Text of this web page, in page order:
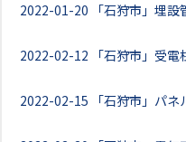
2022-01-20 「石狩市」埋
2022-02-12 「石狩市」受電
2022-02-15 「石狩市」パ